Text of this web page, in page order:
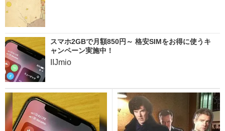
スマホ2GBで月額850円～ 格安SIMをお得に使うキ
ャンペーン実施中！
IIJmio